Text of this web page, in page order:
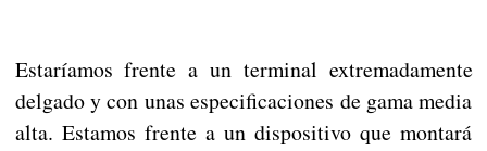
Estaríamos frente a un terminal extremadamente
delgado y con unas especificaciones de gama media
alta. Estamos frente a un dispositivo que montará